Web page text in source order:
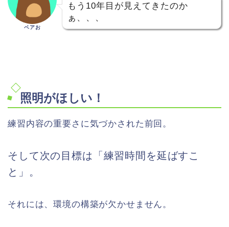
ベアお
もう10年目が見えてきたのか
ぁ、、、
照明がほしい！
練習内容の重要さに気づかされた前回。
そして次の目標は「練習時間を延ばすこ
と」。
それには、環境の構築が欠かせません。